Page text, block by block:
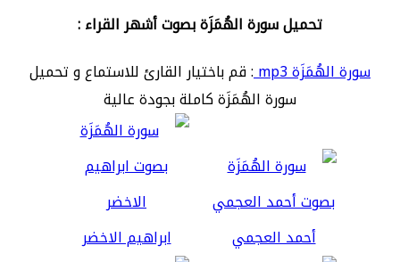
تحميل سورة الهُمَزَة بصوت أشهر القراء :
سورة الهُمَزَة mp3
: قم باختيار القارئ للاستماع و تحميل
سورة الهُمَزَة كاملة بجودة عالية
أحمد العجمي ابراهيم الاخضر